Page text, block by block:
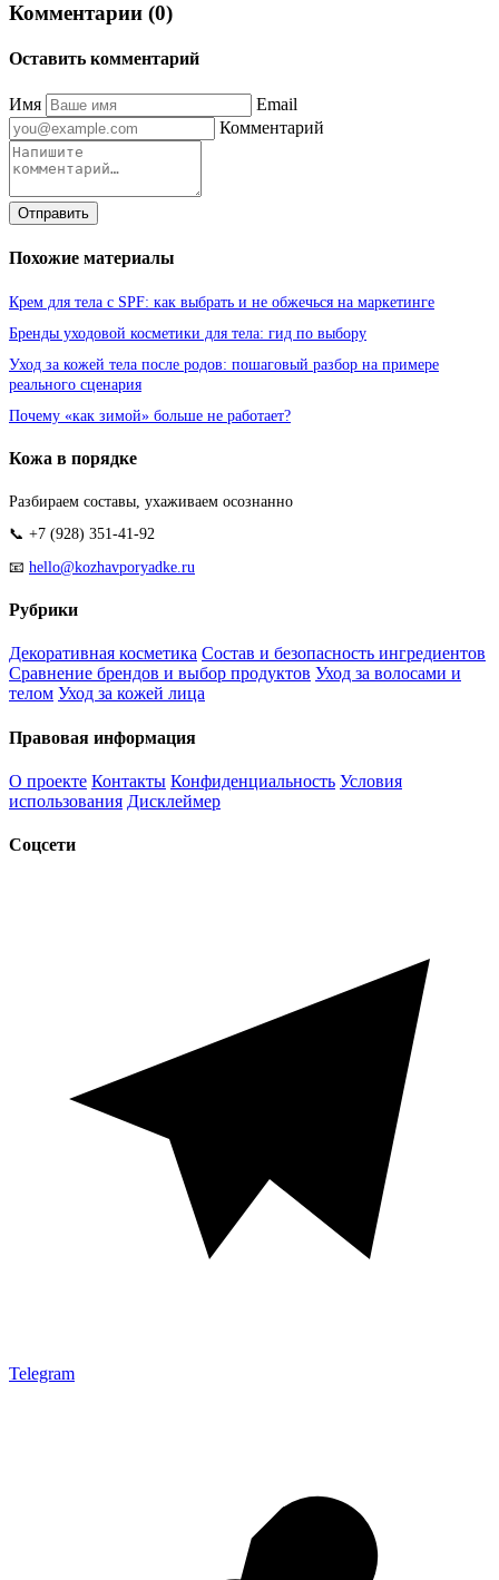
Комментарии (0)
Оставить комментарий
Имя
Email
Комментарий
Отправить
Похожие материалы
Крем для тела с SPF: как выбрать и не обжечься на маркетинге
Бренды уходовой косметики для тела: гид по выбору
Уход за кожей тела после родов: пошаговый разбор на примере
реального сценария
Почему «как зимой» больше не работает?
Кожа в порядке
Разбираем составы, ухаживаем осознанно
📞 +7 (928) 351-41-92
📧 hello@kozhavporyadke.ru
Рубрики
Декоративная косметика Состав и безопасность ингредиентов
Сравнение брендов и выбор продуктов Уход за волосами и
телом Уход за кожей лица
Правовая информация
О проекте Контакты Конфиденциальность Условия
использования Дисклеймер
Соцсети
Telegram